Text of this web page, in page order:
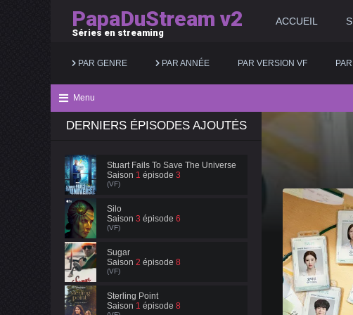
PapaDuStream v2
Séries en streaming
ACCUEIL
PAR GENRE
Action
Animation
Aventure
Biopic
Comédie
Documentaire
Famille
PAR ANNÉE
2025
2017
2016
PAR VERSION VF
Menu
DERNIERS ÉPISODES AJOUTÉS
Stuart Fails To Save The Universe
Saison 1 épisode 3
(VF)
Silo
Saison 3 épisode 6
(VF)
Sugar
Saison 2 épisode 8
(VF)
Sterling Point
Saison 1 épisode 8